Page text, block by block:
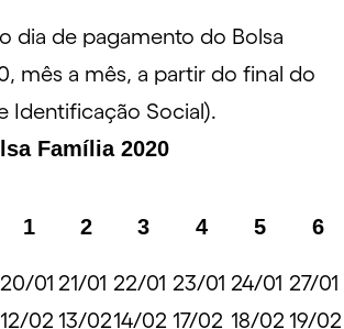
dia de pagamento do Bolsa
mês a mês, a partir do final do
Identificação Social).
Família 2020
1 2 3 4 5 6
20/01 21/01 22/01 23/01 24/01 27/01
12/02 13/0214/02 17/02 18/02 19/02